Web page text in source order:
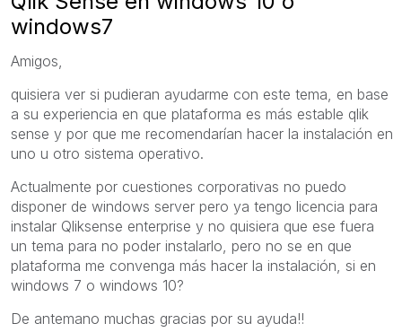
windows7
Amigos,
quisiera ver si pudieran ayudarme con este tema, en base
a su experiencia en que plataforma es más estable qlik
sense y por que me recomendarían hacer la instalación en
uno u otro sistema operativo.
Actualmente por cuestiones corporativas no puedo
disponer de windows server pero ya tengo licencia para
instalar Qliksense enterprise y no quisiera que ese fuera
un tema para no poder instalarlo, pero no se en que
plataforma me convenga más hacer la instalación, si en
windows 7 o windows 10?
De antemano muchas gracias por su ayuda!!